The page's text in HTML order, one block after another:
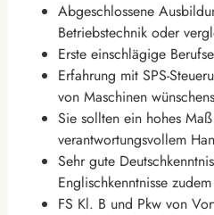
Abgeschlossene
Betriebstechnik oder
Erste einschlägige
Erfahrung mit SPS-
von Maschinen
Sie sollten ein hohes
verantwortungsvollem
Sehr gute
Englischkenntnisse
FS Kl. B und Pkw von